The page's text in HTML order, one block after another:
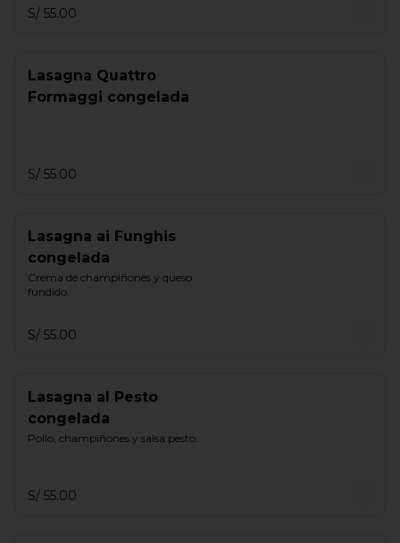
S/ 55.00
Lasagna Quattro
Formaggi congelada
S/ 55.00
Lasagna ai Funghis
congelada
Crema de champiñones y queso
fundido.
S/ 55.00
Lasagna al Pesto
congelada
Pollo, champiñones y salsa pesto.
S/ 55.00